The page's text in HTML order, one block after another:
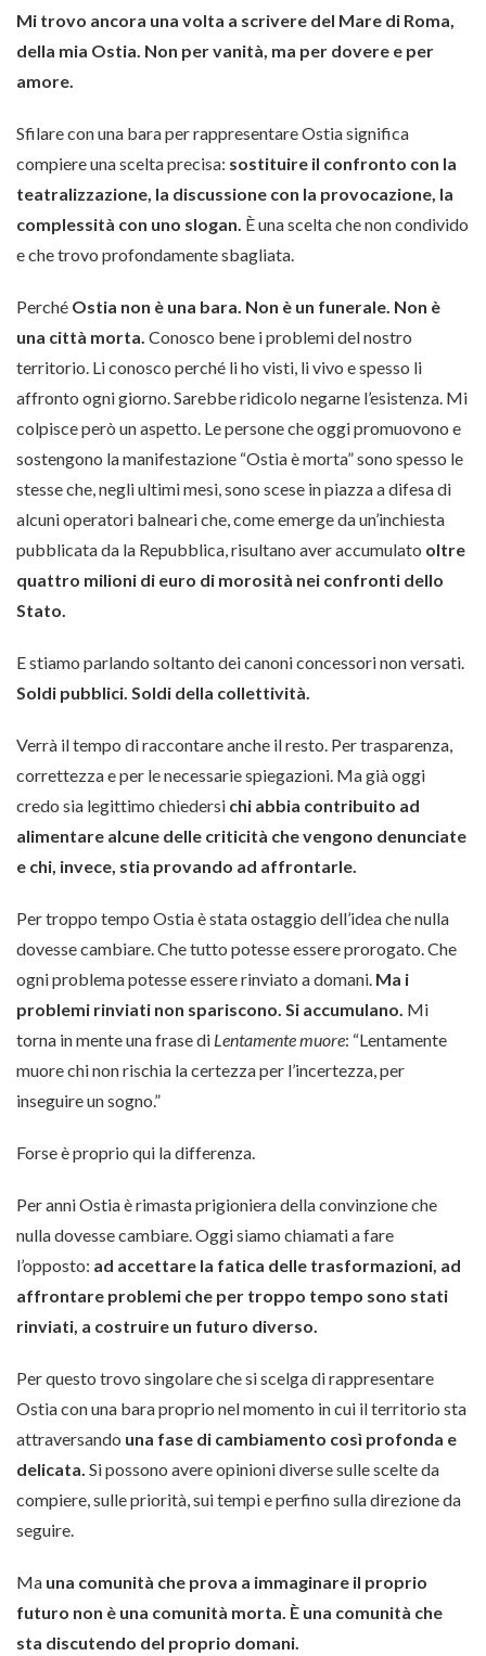
Mi trovo ancora una volta a scrivere del Mare di Roma,
della mia Ostia. Non per vanità, ma per dovere e per
amore.
Sfilare con una bara per rappresentare Ostia significa
compiere una scelta precisa: sostituire il confronto con la
teatralizzazione, la discussione con la provocazione, la
complessità con uno slogan. È una scelta che non condivido
e che trovo profondamente sbagliata.
Perché Ostia non è una bara. Non è un funerale. Non è
una città morta. Conosco bene i problemi del nostro
territorio. Li conosco perché li ho visti, li vivo e spesso li
affronto ogni giorno. Sarebbe ridicolo negarne l’esistenza. Mi
colpisce però un aspetto. Le persone che oggi promuovono e
sostengono la manifestazione “Ostia è morta” sono spesso le
stesse che, negli ultimi mesi, sono scese in piazza a difesa di
alcuni operatori balneari che, come emerge da un’inchiesta
pubblicata da la Repubblica, risultano aver accumulato oltre
quattro milioni di euro di morosità nei confronti dello
Stato.
E stiamo parlando soltanto dei canoni concessori non versati.
Soldi pubblici. Soldi della collettività.
Verrà il tempo di raccontare anche il resto. Per trasparenza,
correttezza e per le necessarie spiegazioni. Ma già oggi
credo sia legittimo chiedersi chi abbia contribuito ad
alimentare alcune delle criticità che vengono denunciate
e chi, invece, stia provando ad affrontarle.
Per troppo tempo Ostia è stata ostaggio dell’idea che nulla
dovesse cambiare. Che tutto potesse essere prorogato. Che
ogni problema potesse essere rinviato a domani. Ma i
problemi rinviati non spariscono. Si accumulano. Mi
torna in mente una frase di Lentamente muore: “Lentamente
muore chi non rischia la certezza per l’incertezza, per
inseguire un sogno.”
Forse è proprio qui la differenza.
Per anni Ostia è rimasta prigioniera della convinzione che
nulla dovesse cambiare. Oggi siamo chiamati a fare
l’opposto: ad accettare la fatica delle trasformazioni, ad
affrontare problemi che per troppo tempo sono stati
rinviati, a costruire un futuro diverso.
Per questo trovo singolare che si scelga di rappresentare
Ostia con una bara proprio nel momento in cui il territorio sta
attraversando una fase di cambiamento così profonda e
delicata. Si possono avere opinioni diverse sulle scelte da
compiere, sulle priorità, sui tempi e perfino sulla direzione da
seguire.
Ma una comunità che prova a immaginare il proprio
futuro non è una comunità morta. È una comunità che
sta discutendo del proprio domani.